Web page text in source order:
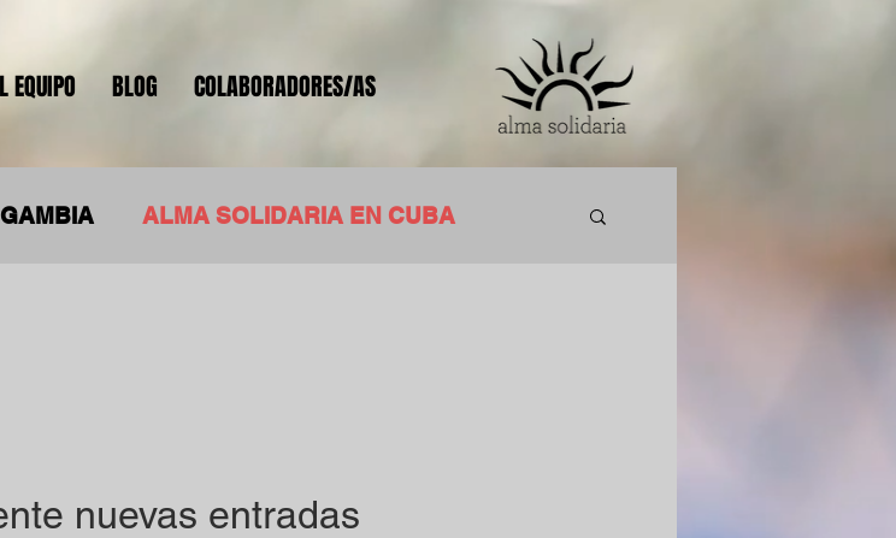
EQUIPO BLOG COLABORADORES/AS
ALMA SOLIDARIA EN CUBA
nuevas entradas